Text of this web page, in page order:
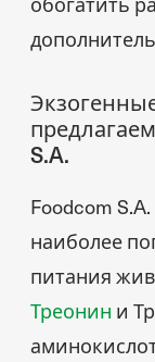
S.A.
Foodcom
наиболее
питания
Треонин и